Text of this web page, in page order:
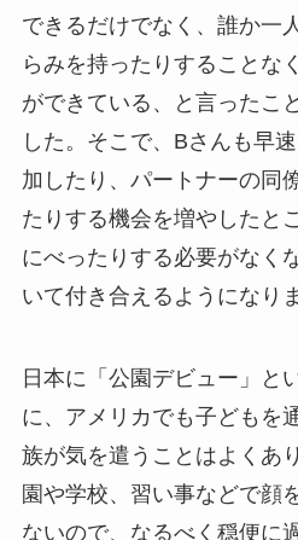
できるだけでなく、誰か一
らみを持ったりすることな
ができている、と言ったこ
した。そこで、Bさんも早
加したり、パートナーの同
たりする機会を増やしたと
にべったりする必要がなく
いて付き合えるようになり
日本に「公園デビュー」と
に、アメリカでも子どもを
族が気を遣うことはよくあ
園や学校、習い事などで顔
ないので、なるべく穏便に